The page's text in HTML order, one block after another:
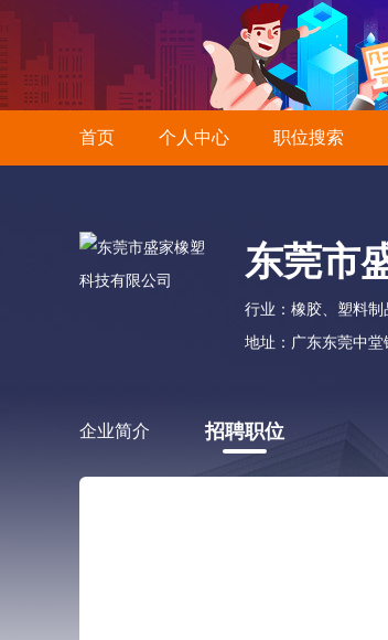
首页 个人中心 职位搜索
东莞市
行业：橡胶、塑料制
地址：广东东莞中堂
企业简介 招聘职位